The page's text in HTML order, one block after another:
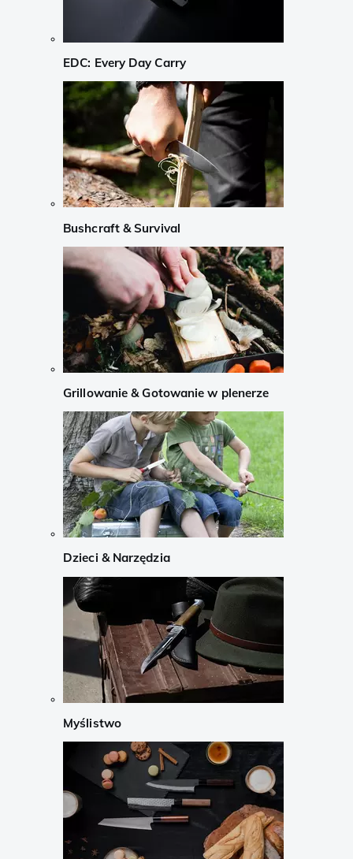
EDC: Every Day Carry
Bushcraft & Survival
Grillowanie & Gotowanie w plenerze
Dzieci & Narzędzia
Myślistwo